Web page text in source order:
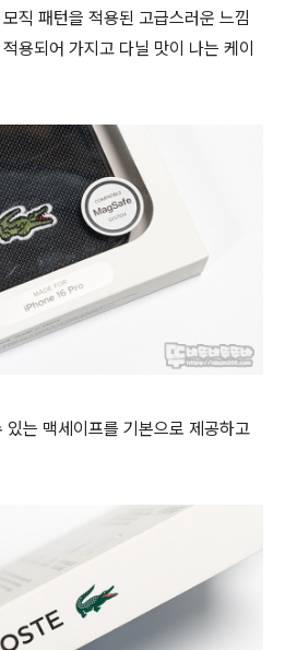
직 패턴을 적용된 고급스러운 느낌
용되어 가지고 다닐 맛이 나는 케이
있는 맥세이프를 기본으로 제공하고